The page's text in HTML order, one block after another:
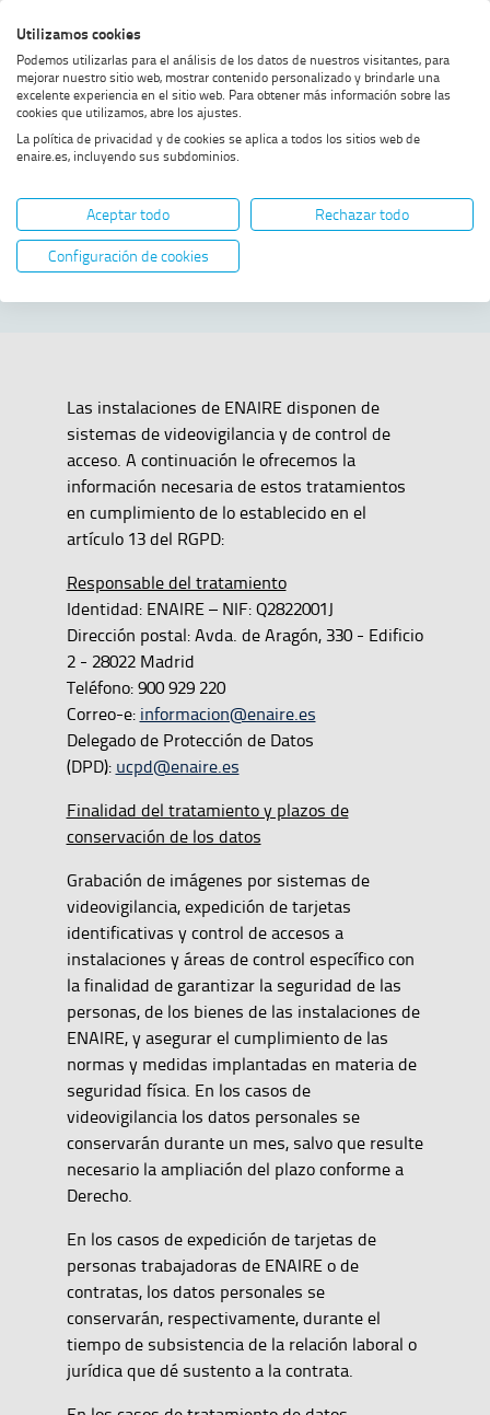
al
menú
al
contenido
al
footer
alto
contraste
Home Videovigilancia y control de accesos
Videovigilancia y
control de accesos
Las instalaciones de ENAIRE disponen de
sistemas de videovigilancia y de control de
acceso. A continuación le ofrecemos la
información necesaria de estos tratamientos
en cumplimiento de lo establecido en el
artículo 13 del RGPD:
Responsable del tratamiento
Identidad: ENAIRE – NIF: Q2822001J
Dirección postal: Avda. de Aragón, 330 - Edificio
2 - 28022 Madrid
Teléfono: 900 929 220
Correo-e: informacion@enaire.es
Delegado de Protección de Datos
(DPD): ucpd@enaire.es
Finalidad del tratamiento y plazos de
conservación de los datos
Grabación de imágenes por sistemas de
videovigilancia, expedición de tarjetas
identificativas y control de accesos a
instalaciones y áreas de control específico con
la finalidad de garantizar la seguridad de las
personas, de los bienes de las instalaciones de
ENAIRE, y asegurar el cumplimiento de las
normas y medidas implantadas en materia de
seguridad física. En los casos de
videovigilancia los datos personales se
conservarán durante un mes, salvo que resulte
necesario la ampliación del plazo conforme a
Derecho.
En los casos de expedición de tarjetas de
personas trabajadoras de ENAIRE o de
contratas, los datos personales se
conservarán, respectivamente, durante el
tiempo de subsistencia de la relación laboral o
jurídica que dé sustento a la contrata.
Utilizamos cookies
Podemos utilizarlas para el análisis de los datos de nuestros visitantes, para
mejorar nuestro sitio web, mostrar contenido personalizado y brindarle una
excelente experiencia en el sitio web. Para obtener más información sobre las
cookies que utilizamos, abre los ajustes.
La política de privacidad y de cookies se aplica a todos los sitios web de
enaire.es, incluyendo sus subdominios.
Aceptar todo
Rechazar todo
Configuración de cookies